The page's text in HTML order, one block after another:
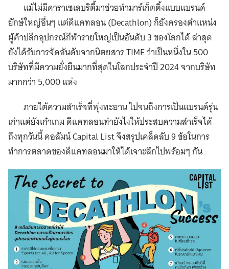
แม้ไม่มีดาราเซเลบริตี้มาช่วยทำมาร์เก็ตติ้งแบบแบรนด์
ยักษ์ใหญ่อื่นๆ แต่ดีแคทลอน (Decathlon) ก็ยังครองตำแหน่ง
ผู้ค้าปลีกอุปกรณ์กีฬารายใหญ่เป็นอันดับ 3 ของโลกได้ ล่าสุด
ยังได้รับการจัดอันดับจากนิตยสาร TIME ว่าเป็นหนึ่งใน 500
บริษัทที่มีความยั่งยืนมากที่สุดในโลกประจำปี 2024 จากบริษัท
มากกว่า 5,000 แห่ง
ภายใต้ความสำเร็จที่พุ่งทะยาน ไปจนถึงการเป็นแบรนด์รุ่น
เก่าแต่ยังเก๋าเกม ดีแคทลอนทำยังไงให้ประสบความสำเร็จได้
ถึงทุกวันนี้ คอลัมน์ Capital List จึงสรุปเคล็ดลับ 9 ข้อในการ
ทำการตลาดของดีแคทลอนมาให้ได้เจาะลึกไปพร้อมๆ กัน